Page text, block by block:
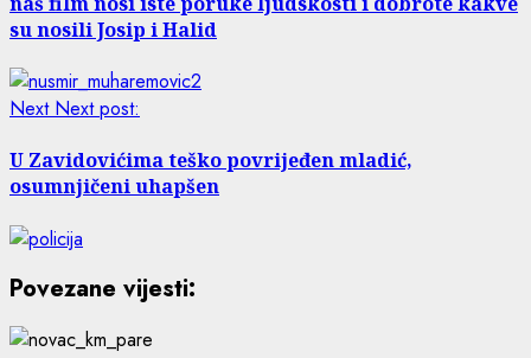
su nosili Josip i Halid
Next Next post:
U Zavidovićima teško povrijeđen mladić,
osumnjičeni uhapšen
Povezane vijesti: